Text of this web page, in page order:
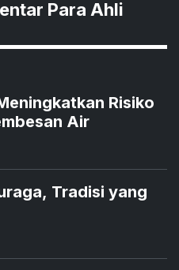
Para Ahli
Risiko
Air
Tradisi yang